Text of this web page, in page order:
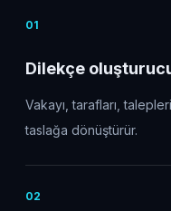
01
Dilekçe
Vakayı, tarafları,
taslağa dönüştürür.
02